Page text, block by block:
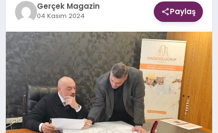
Gerçek Magazin
04 Kasım 2024 Paylaş